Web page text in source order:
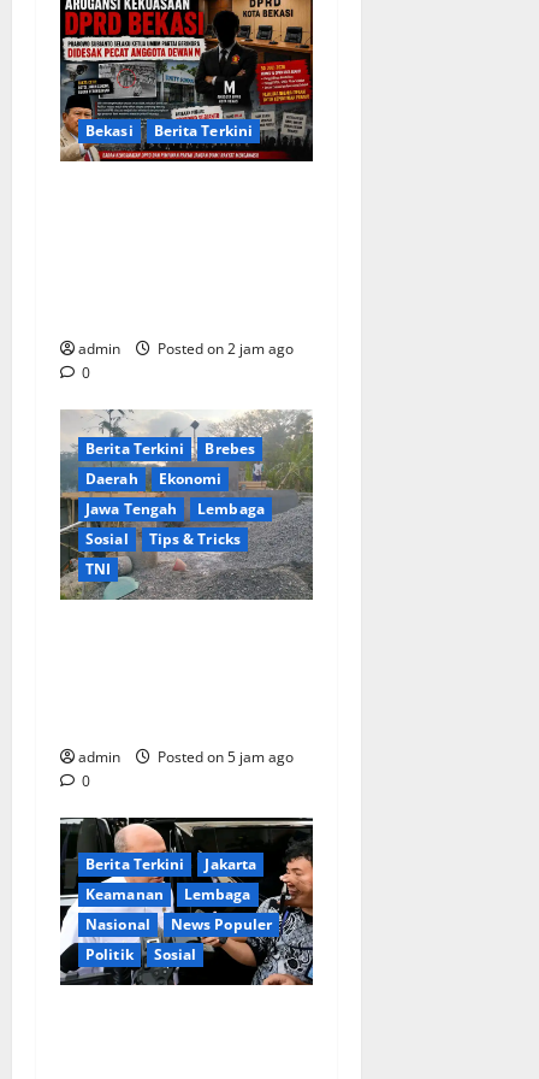
Bekasi Berita Terkini
admin
Posted on 2 jam ago
0
Berita Terkini
Brebes
Daerah
Ekonomi
Jawa Tengah
Lembaga
Sosial
Tips & Tricks
TNI
admin
Posted on 5 jam ago
0
Berita Terkini
Jakarta
Keamanan
Lembaga
Nasional
News Populer
Politik
Sosial